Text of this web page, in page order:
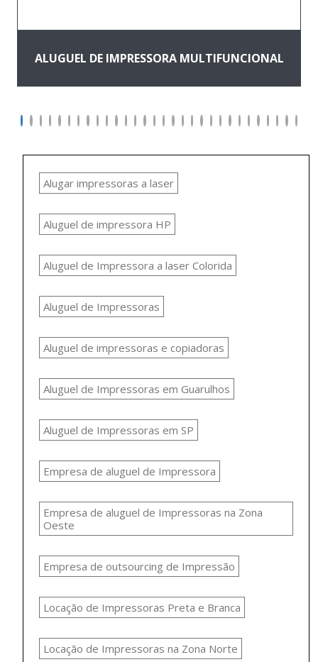
ALUGUEL DE IMPRESSORA MULTIFUNCIONAL
Alugar impressoras a laser
Aluguel de impressora HP
Aluguel de Impressora a laser Colorida
Aluguel de Impressoras
Aluguel de impressoras e copiadoras
Aluguel de Impressoras em Guarulhos
Aluguel de Impressoras em SP
Empresa de aluguel de Impressora
Empresa de aluguel de Impressoras na Zona
Oeste
Empresa de outsourcing de Impressão
Locação de Impressoras Preta e Branca
Locação de Impressoras na Zona Norte